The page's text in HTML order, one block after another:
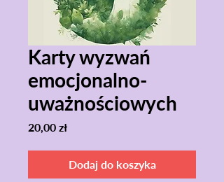
Karty wyzwań
emocjonalno-
uważnościowych
20,00 złCena
Dodaj do koszyka